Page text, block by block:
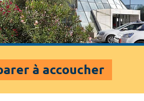
à accoucher